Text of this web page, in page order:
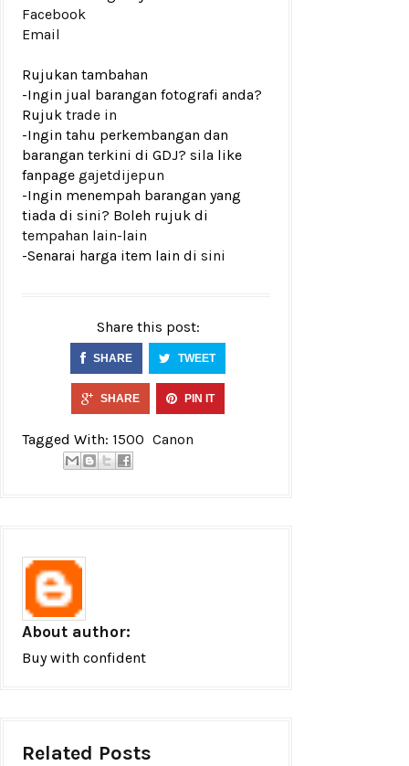
Facebook
Email
Rujukan tambahan
-Ingin jual barangan fotografi anda?
Rujuk trade in
-Ingin tahu perkembangan dan
barangan terkini di GDJ? sila like
fanpage gajetdijepun
-Ingin menempah barangan yang
tiada di sini? Boleh rujuk di
tempahan lain-lain
-Senarai harga item lain di sini
Share this post:
SHARE TWEET
SHARE PIN IT
Tagged With: 1500 Canon
About author:
Buy with confident
Related Posts